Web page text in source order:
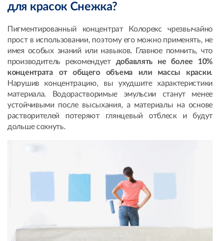
для красок Снежка?
Пигментированный концентрат Колорекс чрезвычайно
прост в использовании, поэтому его можно применять, не
имея особых знаний или навыков. Главное помнить, что
производитель рекомендует добавлять не более 10%
концентрата от общего объема или массы краски.
Нарушив концентрацию, вы ухудшите характеристики
материала. Водорастворимые эмульсии станут менее
устойчивыми после высыхания, а материалы на основе
растворителей потеряют глянцевый отблеск и будут
дольше сохнуть.